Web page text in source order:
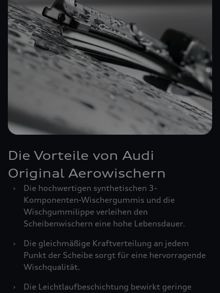
Die Vorteile von Audi
Original Aerowischern
›
Die hochwertigen synthetischen 3-
Komponenten-Wischergummis und die
Wischgummilippe verleihen den
Scheibenwischern eine hohe Lebensdauer.
›
Die gleichmäßige Kraftverteilung an jedem
Punkt der Scheibe sorgt für eine hervorragende
Wischqualität.
›
Die Leichtlaufbeschichtung bewirkt geringe